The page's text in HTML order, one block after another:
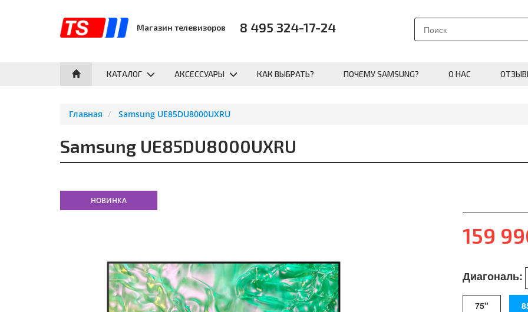
Магазин телевизоров 8 495 324-17-24
КАТАЛОГ АКСЕССУАРЫ КАК ВЫБРАТЬ? ПОЧЕМУ SAMSUNG? О НАС
Главная Samsung UE85DU8000UXRU
Samsung UE85DU8000UXRU
НОВИНКА
159
Диагональ:
75"